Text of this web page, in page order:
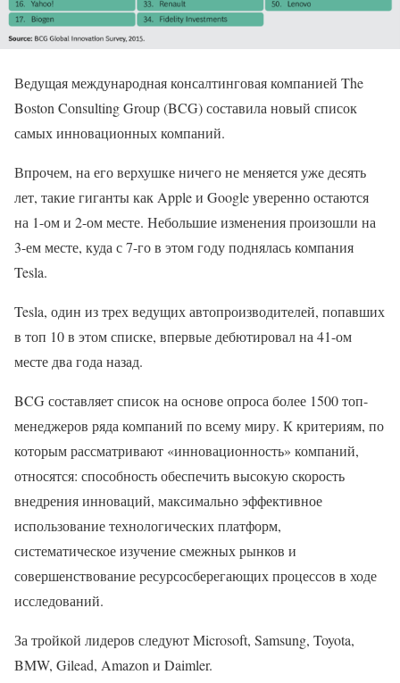
Ведущая международная консалтинговая компанией The
Boston Consulting Group (BCG) составила новый список
самых инновационных компаний.
Впрочем, на его верхушке ничего не меняется уже десять
лет, такие гиганты как Apple и Google уверенно остаются
на 1-ом и 2-ом месте. Небольшие изменения произошли на
3-ем месте, куда с 7-го в этом году поднялась компания
Tesla.
Tesla, один из трех ведущих автопроизводителей, попавших
в топ 10 в этом списке, впервые дебютировал на 41-ом
месте два года назад.
BCG составляет список на основе опроса более 1500 топ-
менеджеров ряда компаний по всему миру. К критериям, по
которым рассматривают «инновационность» компаний,
относятся: способность обеспечить высокую скорость
внедрения инноваций, максимально эффективное
использование технологических платформ,
систематическое изучение смежных рынков и
совершенствование ресурсосберегающих процессов в ходе
исследований.
За тройкой лидеров следуют Microsoft, Samsung, Toyota,
BMW, Gilead, Amazon и Daimler.